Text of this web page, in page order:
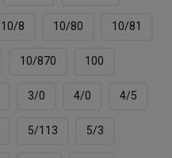
10/8 10/80 10/81
10/870 100
3/0 4/0 4/5
5/113 5/3